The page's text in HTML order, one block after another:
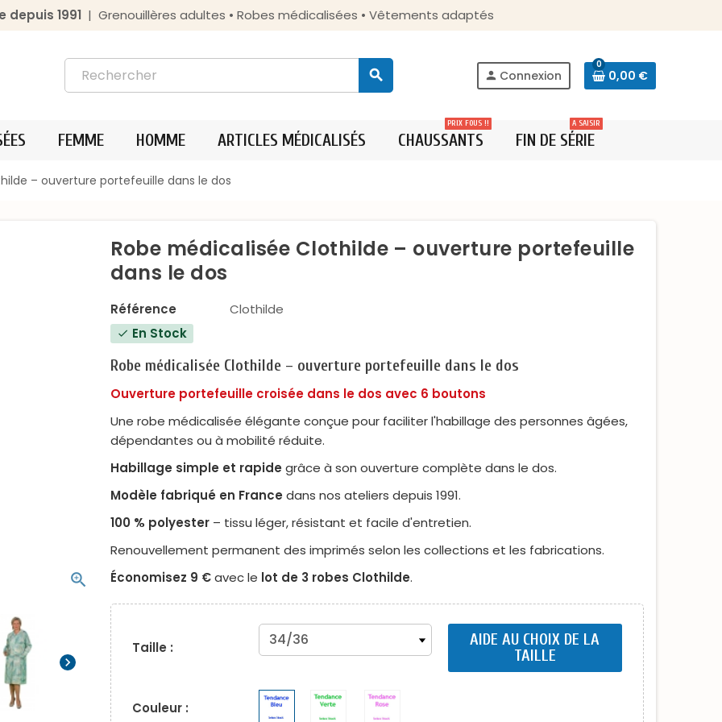
1991 | Grenouillères adultes • Robes médicalisées • Vêtements adaptés
search person Connexion
0
0,00 €
FEMME HOMME ARTICLES MÉDICALISÉS CHAUSSANTS
PRIX FOUS !!
FIN DE SÉRIE
A SAISIR
– ouverture portefeuille dans le dos
zoom_in
chevron_right
Robe médicalisée Clothilde – ouverture portefeuille
dans le dos
Référence Clothilde
check En Stock
Robe médicalisée Clothilde – ouverture portefeuille dans le dos
Ouverture portefeuille croisée dans le dos avec 6 boutons
Une robe médicalisée élégante conçue pour faciliter l'habillage des personnes âgées,
dépendantes ou à mobilité réduite.
Habillage simple et rapide grâce à son ouverture complète dans le dos.
Modèle fabriqué en France dans nos ateliers depuis 1991.
100 % polyester– tissu léger, résistant et facile d'entretien.
Renouvellement permanent des imprimés selon les collections et les fabrications.
Économisez 9 €avec le lot de 3 robes Clothilde.
Taille :
AIDE AU CHOIX DE LA
TAILLE
Couleur :